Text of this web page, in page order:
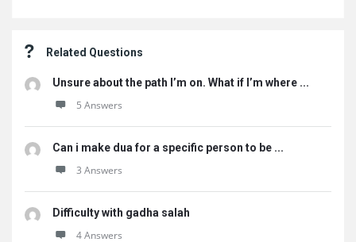
Related Questions
Unsure about the path I’m on. What if I’m where ...
5 Answers
Can i make dua for a specific person to be ...
3 Answers
Difficulty with gadha salah
4 Answers